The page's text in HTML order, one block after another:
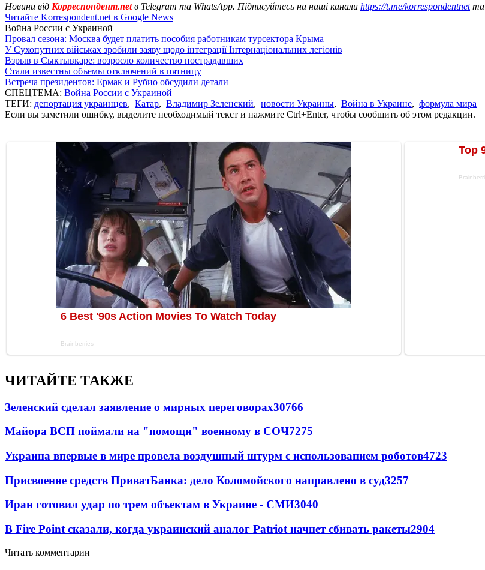
Новини від Корреспондент.netв Telegram та WhatsApp. Підписуйтесь на наші канали https://t.me/korrespondentnetта
Читайте Korrespondent.net в Google News
Война России с Украиной
Провал сезона: Москва будет платить пособия работникам турсектора Крыма
У Сухопутних військах зробили заяву щодо інтеграції Інтернаціональних легіонів
Взрыв в Сыктывкаре: возросло количество пострадавших
Стали известны объемы отключений в пятницу
Встреча президентов: Ермак и Рубио обсудили детали
СПЕЦТЕМА: Война России с Украиной
ТЕГИ: депортация украинцев, Катар, Владимир Зеленский, новости Украины, Война в Украине, формула мира
Если вы заметили ошибку, выделите необходимый текст и нажмите Ctrl+Enter, чтобы сообщить об этом редакции.
ЧИТАЙТЕ ТАКЖЕ
Зеленский сделал заявление о мирных переговорах30766
Майора ВСП поймали на "помощи" военному в СОЧ7275
Украина впервые в мире провела воздушный штурм с использованием роботов4723
Присвоение средств ПриватБанка: дело Коломойского направлено в суд3257
Иран готовил удар по трем объектам в Украине - СМИ3040
В Fire Point сказали, когда украинский аналог Patriot начнет сбивать ракеты2904
Читать комментарии